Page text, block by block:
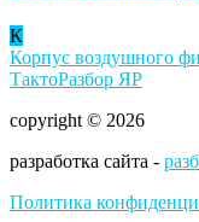
К
Корпус воздушного
ТактоРазбор ЯР
copyright © 2026
разработка сайта -
Политика